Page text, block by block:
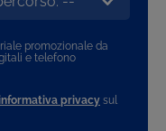
promozionale da
e telefono
privacy sul